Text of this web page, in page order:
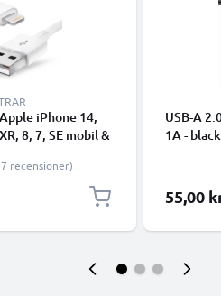
iPhone 14,
8, 7, SE mobil &
recensioner)
USB-A
1A -
55,00